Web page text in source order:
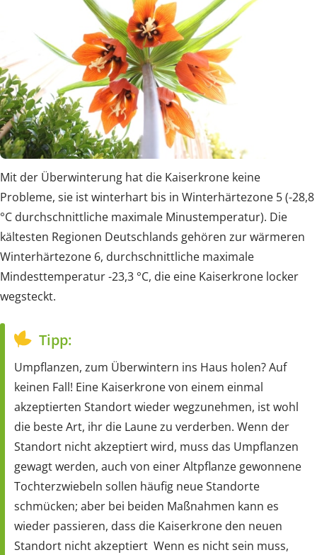
Mit der Überwinterung hat die Kaiserkrone keine
Probleme, sie ist winterhart bis in Winterhärtezone 5 (-28,8
°C durchschnittliche maximale Minustemperatur). Die
kältesten Regionen Deutschlands gehören zur wärmeren
Winterhärtezone 6, durchschnittliche maximale
Mindesttemperatur -23,3 °C, die eine Kaiserkrone locker
wegsteckt.
Tipp:
Umpflanzen, zum Überwintern ins Haus holen? Auf
keinen Fall! Eine Kaiserkrone von einem einmal
akzeptierten Standort wieder wegzunehmen, ist wohl
die beste Art, ihr die Laune zu verderben. Wenn der
Standort nicht akzeptiert wird, muss das Umpflanzen
gewagt werden, auch von einer Altpflanze gewonnene
Tochterzwiebeln sollen häufig neue Standorte
schmücken; aber bei beiden Maßnahmen kann es
wieder passieren, dass die Kaiserkrone den neuen
Standort nicht akzeptiert Wenn es nicht sein muss,